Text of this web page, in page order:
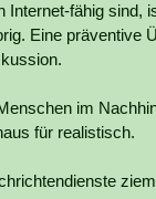
Internet-fähig sind,
Eine präventive
im
für realistisch.